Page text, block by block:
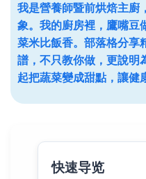
我是營養師暨前烘焙主廚
象。我的廚房裡，鷹嘴豆
菜米比飯香。部落格分享
譜，不只教你做，更說明
起把蔬菜變成甜點，讓健
快速导览